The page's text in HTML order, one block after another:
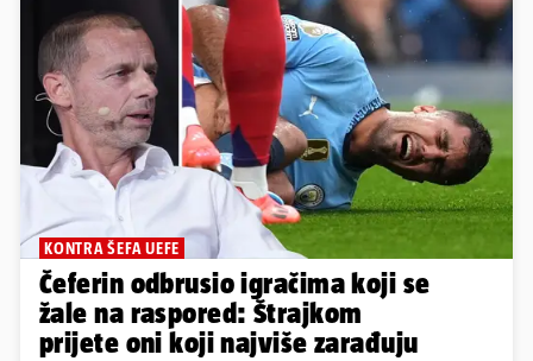
KONTRA ŠEFA UEFE
Čeferin odbrusio igračima koji se
žale na raspored: Štrajkom
prijete oni koji najviše zarađuju